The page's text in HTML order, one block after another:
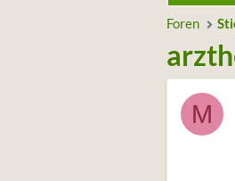
Foren
M